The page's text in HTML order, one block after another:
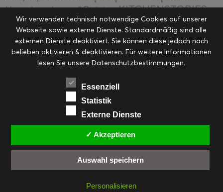
Hauptspeisen süßKekseKITCHENSTORIES
Kuchen, Torten & Desserts Kuchen und
Desserts Kulinarik Kulinarische Mitbringsel &
Eingemachtes Ohne Kategorie Ostern Resteküche
RezepteSaisonalSliderStartseite
Suppen, Salate & Vorspeisen
Vorspeisen, Salate & Suppen
Weihnachten Workshops & Events
FACEBOOK PINTEREST
EMAIL
INSTAGRAM
Wir verwenden technisch notwendige Cookies auf unserer
Webseite sowie externe Dienste. Standardmäßig sind alle
externen Dienste deaktiviert. Sie können diese jedoch nach
belieben aktivieren & deaktivieren. Für weitere Informationen
lesen Sie unsere Datenschutzbestimmungen.
Essenziell
Statistik
Externe Dienste
✓ Akzeptieren
Auswahl speichern
Personalisieren